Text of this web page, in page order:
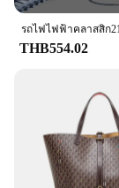
THB554.02